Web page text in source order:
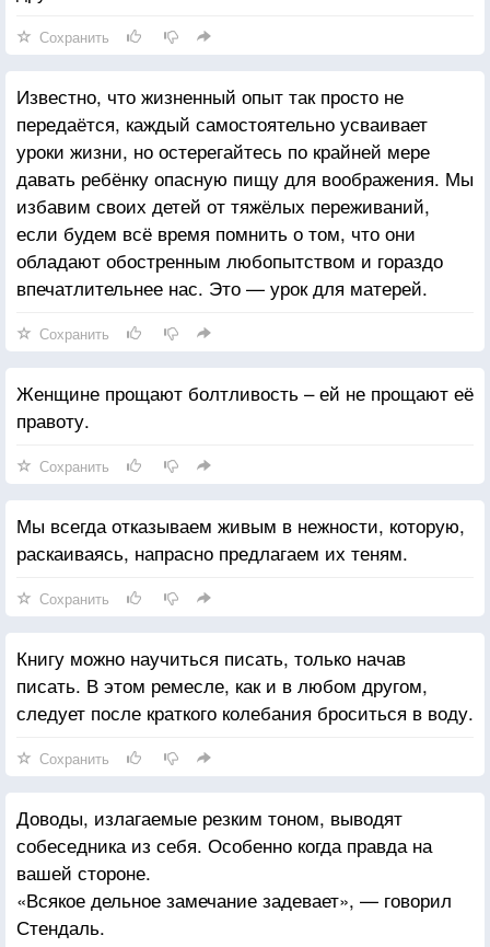
Сохранить
Известно, что жизненный опыт так просто не
передаётся, каждый самостоятельно усваивает
уроки жизни, но остерегайтесь по крайней мере
давать ребёнку опасную пищу для воображения. Мы
избавим своих детей от тяжёлых переживаний,
если будем всё время помнить о том, что они
обладают обостренным любопытством и гораздо
впечатлительнее нас. Это — урок для матерей.
Сохранить
Женщине прощают болтливость – ей не прощают её
правоту.
Сохранить
Мы всегда отказываем живым в нежности, которую,
раскаиваясь, напрасно предлагаем их теням.
Сохранить
Книгу можно научиться писать, только начав
писать. В этом ремесле, как и в любом другом,
следует после краткого колебания броситься в воду.
Сохранить
Доводы, излагаемые резким тоном, выводят
собеседника из себя. Особенно когда правда на
вашей стороне.
«Всякое дельное замечание задевает», — говорил
Стендаль.